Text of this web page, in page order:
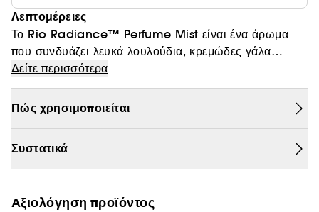
Θαμπάδα
Λεπτομέρειες
Το Rio Radiance™ Perfume Mist είναι ένα άρωμα
που συνδυάζει λευκά λουλούδια, κρεμώδες γάλα
καρύδας και τη ζεστασιά του ήλιου στην άμμο.
Δείτε περισσότερα
Πώς χρησιμοποιείται
Συστατικά
Αξιολόγηση προϊόντος